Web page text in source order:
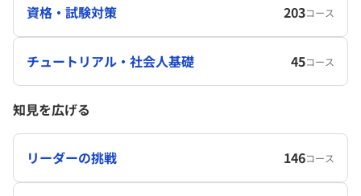
資格・試験対策 203コース
チュートリアル・社会人基礎 45コース
知見を広げる
リーダーの挑戦 146コース